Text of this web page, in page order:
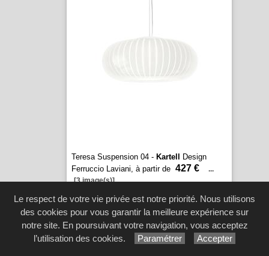
Teresa Suspension 04 - Kartell
Design
Ferruccio Laviani, à partir de 427 €
...
[3 image(s)]
Le respect de votre vie privée est notre priorité. Nous utilisons
des cookies pour vous garantir la meilleure expérience sur
notre site. En poursuivant votre navigation, vous acceptez
l’utilisation des cookies.
Paramétrer Accepter